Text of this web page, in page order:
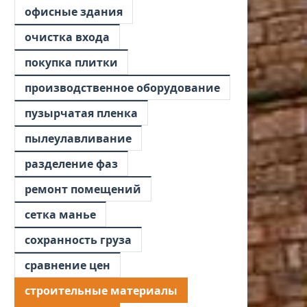
офисные здания
очистка входа
покупка плитки
производственное оборудование
пузырчатая пленка
пылеулавливание
разделение фаз
ремонт помещений
сетка манье
сохранность груза
сравнение цен
строительные материалы